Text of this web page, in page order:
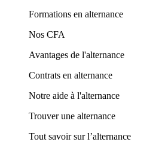
Formations en alternance
Nos CFA
Avantages de l'alternance
Contrats en alternance
Notre aide à l'alternance
Trouver une alternance
Tout savoir sur l’alternance